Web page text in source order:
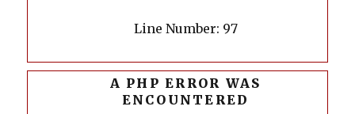
Line Number: 97
A PHP ERROR WAS
ENCOUNTERED